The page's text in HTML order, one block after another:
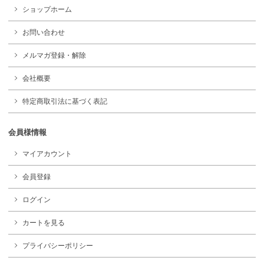
ショップホーム
お問い合わせ
メルマガ登録・解除
会社概要
特定商取引法に基づく表記
会員様情報
マイアカウント
会員登録
ログイン
カートを見る
プライバシーポリシー